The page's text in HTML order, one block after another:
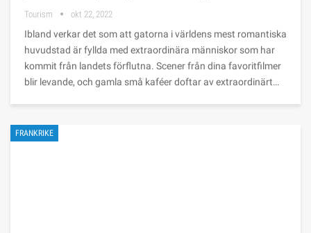
Tourism okt 22, 2022
Ibland verkar det som att gatorna i världens mest romantiska
huvudstad är fyllda med extraordinära människor som har
kommit från landets förflutna. Scener från dina favoritfilmer
blir levande, och gamla små kaféer doftar av extraordinärt…
FRANKRIKE